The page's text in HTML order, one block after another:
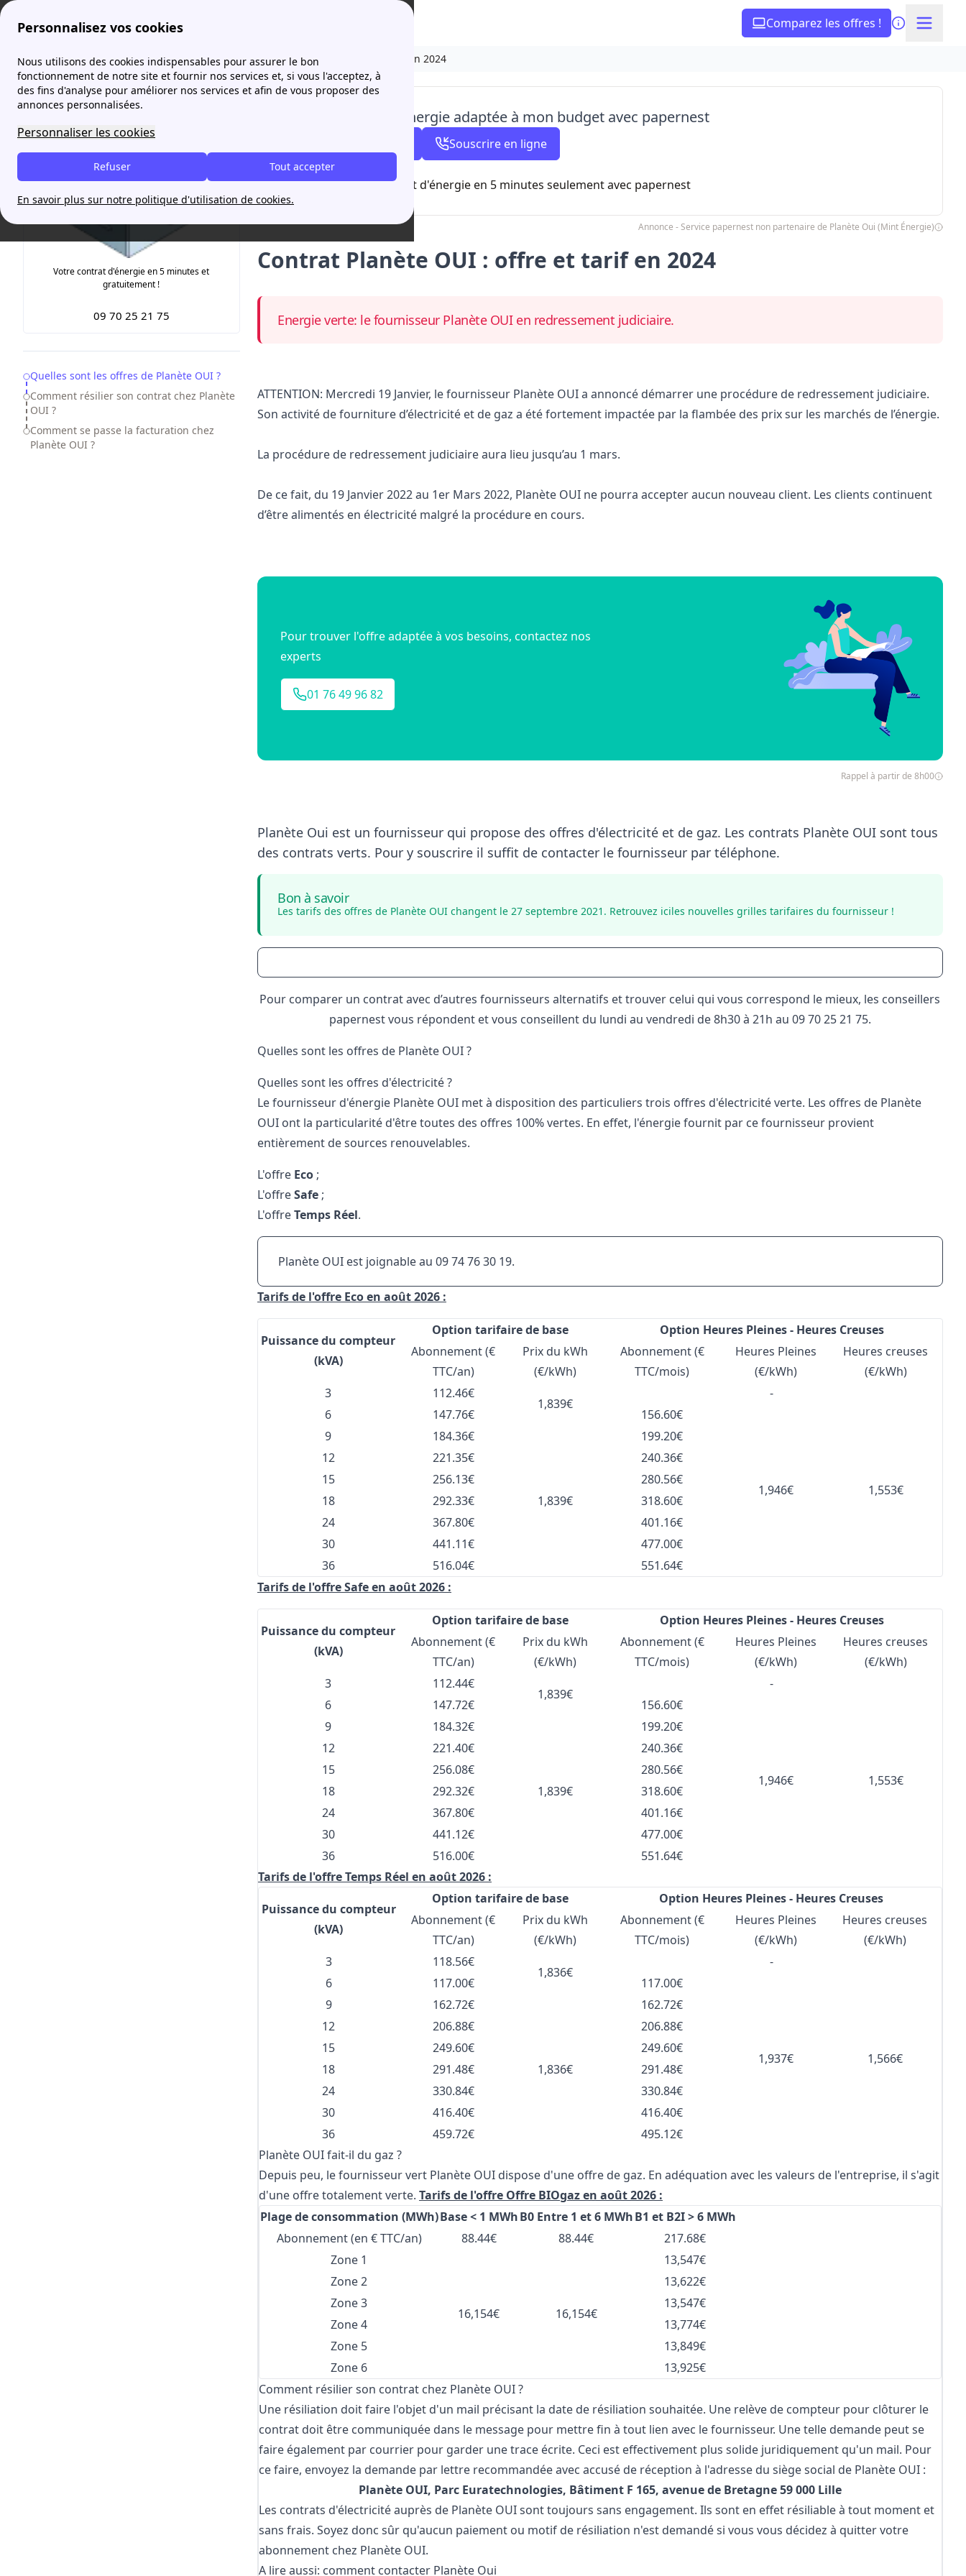
Personnalisez vos cookies
Nous utilisons des cookies indispensables pour assurer le bon
fonctionnement de notre site et fournir nos services et, si vous l'acceptez, à
des fins d'analyse pour améliorer nos services et afin de vous proposer des
annonces personnalisées.
Personnaliser les cookies
Tout accepter
Refuser
En savoir plus sur notre politique d'utilisation de cookies.
Comparez les offres !
Agence France Électricité MorePlanete Oui Contrat Planète OUI : offre et tarif en 2024
Votre contrat d'énergie en 5 minutes et
gratuitement !
09 70 25 21 75
Table of Contents
Quelles sont les offres de Planète OUI ?
Comment résilier son contrat chez Planète
OUI ?
Comment se passe la facturation chez
Planète OUI ?
Je trouve l'offre d'énergie adaptée à mon budget avec papernest
Souscrire en ligne
Rappel à partir de 8h00
Souscrivez votre contrat d'énergie en 5 minutes seulement avec papernest
Annonce - Service papernest non partenaire de Planète Oui (Mint Énergie)
Contrat Planète OUI : offre et tarif en 2024
Energie verte: le fournisseur Planète OUI en redressement judiciaire.
ATTENTION: Mercredi 19 Janvier, le fournisseur Planète OUI a annoncé démarrer une procédure de redressement judiciaire.
Son activité de fourniture d’électricité et de gaz a été fortement impactée par la flambée des prix sur les marchés de l’énergie.
La procédure de redressement judiciaire aura lieu jusqu’au 1 mars.
De ce fait, du 19 Janvier 2022 au 1er Mars 2022, Planète OUI ne pourra accepter aucun nouveau client. Les clients continuent
d’être alimentés en électricité malgré la procédure en cours.
Pour trouver l'offre adaptée à vos besoins, contactez nos
experts
01 76 49 96 82
Rappel à partir de 8h00
Planète Oui est un fournisseur qui propose des offres d'électricité et de gaz. Les contrats Planète OUI sont tous
des contrats verts. Pour y souscrire il suffit de contacter le fournisseur par téléphone.
Bon à savoir
Les tarifs des offres de Planète OUI changent le 27 septembre 2021. Retrouvez iciles nouvelles grilles tarifaires du fournisseur !
Pour comparer un contrat avec d’autres fournisseurs alternatifs et trouver celui qui vous correspond le mieux, les conseillers
papernest vous répondent et vous conseillent du lundi au vendredi de 8h30 à 21h au 09 70 25 21 75.
Quelles sont les offres de Planète OUI ?
Quelles sont les offres d'électricité ?
Le fournisseur d'énergie Planète OUI met à disposition des particuliers trois offres d'électricité verte. Les offres de Planète
OUI ont la particularité d'être toutes des offres 100% vertes. En effet, l'énergie fournit par ce fournisseur provient
entièrement de sources renouvelables.
L'offre Eco;
L'offreSafe;
L'offreTemps Réel.
Planète OUI est joignable au 09 74 76 30 19.
Tarifs de l'offre Eco en août 2026 :
Puissance du compteur
(kVA)
Option tarifaire de base
Option Heures Pleines - Heures Creuses
Abonnement (€
TTC/an)
Prix du kWh
(€/kWh)
Abonnement (€
TTC/mois)
Heures Pleines
(€/kWh)
Heures creuses
(€/kWh)
3
112.46€
1,839€
-
6
147.76€ 156.60€
1,946€ 1,553€
9 184.36€
1,839€
199.20€
12
221.35€
240.36€
15
256.13€
280.56€
18
292.33€
318.60€
24
367.80€
401.16€
30
441.11€
477.00€
36
516.04€
551.64€
Tarifs de l'offre Safe en août 2026 :
Puissance du compteur
(kVA)
Option tarifaire de base
Option Heures Pleines - Heures Creuses
Abonnement (€
TTC/an)
Prix du kWh
(€/kWh)
Abonnement (€
TTC/mois)
Heures Pleines
(€/kWh)
Heures creuses
(€/kWh)
3
112.44€
1,839€
-
6
147.72€ 156.60€
1,946€ 1,553€
9 184.32€
1,839€
199.20€
12
221.40€
240.36€
15
256.08€
280.56€
18
292.32€
318.60€
24
367.80€
401.16€
30
441.12€
477.00€
36
516.00€
551.64€
Tarifs de l'offre Temps Réel en août 2026 :
Puissance du compteur
(kVA)
Option tarifaire de base
Option Heures Pleines - Heures Creuses
Abonnement (€
TTC/an)
Prix du kWh
(€/kWh)
Abonnement (€
TTC/mois)
Heures Pleines
(€/kWh)
Heures creuses
(€/kWh)
3
118.56€
1,836€
-
6
117.00€ 117.00€
1,937€ 1,566€
9 162.72€
1,836€
162.72€
12
206.88€
206.88€
15
249.60€
249.60€
18
291.48€
291.48€
24
330.84€
330.84€
30
416.40€
416.40€
36
459.72€
495.12€
Planète OUI fait-il du gaz ?
Depuis peu, le fournisseur vert Planète OUI dispose d'une offre de gaz. En adéquation avec les valeurs de l'entreprise, il s'agit
d'une offre totalement verte. Tarifs de l'offre Offre BIOgaz en août 2026 :
Plage de consommation (MWh)Base < 1 MWhB0 Entre 1 et 6 MWhB1 et B2I > 6 MWh
Abonnement (en € TTC/an)
88.44€ 88.44€
217.68€
Zone 1
16,154€ 16,154€
13,547€
Zone 2
13,622€
Zone 3
13,547€
Zone 4
13,774€
Zone 5
13,849€
Zone 6
13,925€
Comment résilier son contrat chez Planète OUI ?
Une résiliation doit faire l'objet d'un mail précisant la date de résiliation souhaitée. Une relève de compteur pour clôturer le
contrat doit être communiquée dans le message pour mettre fin à tout lien avec le fournisseur. Une telle demande peut se
faire également par courrier pour garder une trace écrite. Ceci est effectivement plus solide juridiquement qu'un mail. Pour
ce faire, envoyez la demande par lettre recommandée avec accusé de réception à l'adresse du siège social de Planète OUI :
Planète OUI, Parc Euratechnologies, Bâtiment F 165, avenue de Bretagne 59 000 Lille
Les contrats d'électricité auprès de Planète OUI sont toujours sans engagement. Ils sont en effet résiliable à tout moment et
sans frais. Soyez donc sûr qu'aucun paiement ou motif de résiliation n'est demandé si vous vous décidez à quitter votre
abonnement chez Planète OUI.
A lire aussi: comment contacter Planète Oui